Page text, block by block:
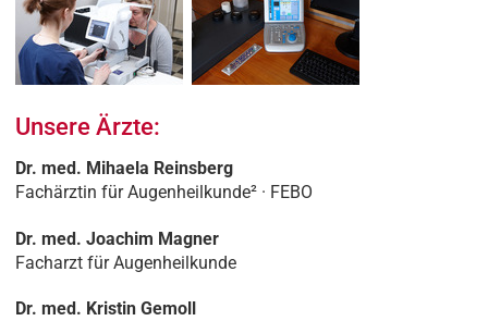
Unsere Ärzte:
Dr. med. Mihaela Reinsberg
Fachärztin für Augenheilkunde² · FEBO
Dr. med. Joachim Magner
Facharzt für Augenheilkunde
Dr. med. Kristin Gemoll